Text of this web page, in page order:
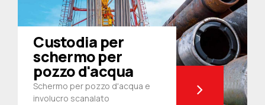
Custodia per
schermo per
pozzo d'acqua
Schermo per pozzo d'acqua e
involucro scanalato